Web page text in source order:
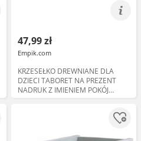
47,99 zł
Empik.com
KRZESEŁKO DREWNIANE DLA
DZIECI TABORET NA PREZENT
NADRUK Z IMIENIEM POKÓJ
DZIECIĘCY 40 cm